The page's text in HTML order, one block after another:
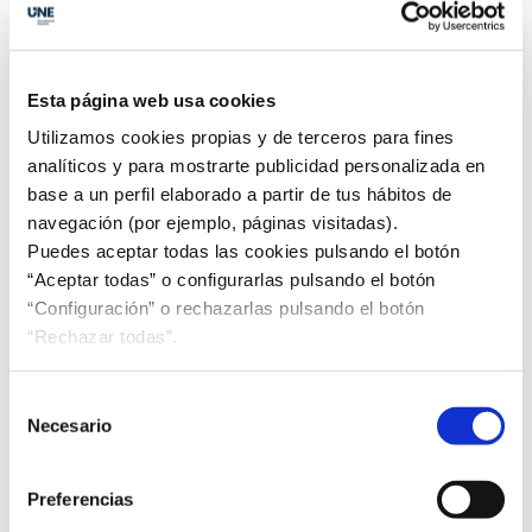
Esta página web usa cookies
Utilizamos cookies propias y de terceros para fines
analíticos y para mostrarte publicidad personalizada en
base a un perfil elaborado a partir de tus hábitos de
navegación (por ejemplo, páginas visitadas).
Puedes aceptar todas las cookies pulsando el botón
“Aceptar todas” o configurarlas pulsando el botón
“Configuración” o rechazarlas pulsando el botón
“Rechazar todas”.
Necesario
Preferencias
del sector cementero en el futuro; por ejemplo, las
recuperados (CTN-UNE 301), en particular la ISO
co-processing, ha permitido a IECA liderar
técnicamente el estudio “Recuperación material de
la fracción mineral de los combustibles derivados de
residuos en la industria cementera”publicado
recientemente por la Fundación CEMA. Se trata del
primer estudio basado en una metodología
reconocida internacionalmente para evaluar la
valorización material de los combustibles
alternativos utilizados en el sector cementero.
En materia de digitalización de producto, IECA
ha
Declaración de prestaciones digital para cementos
. Esta Norma supone